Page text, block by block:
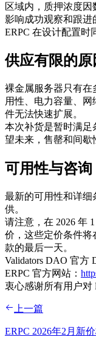
区域内，质押浓度
影响成功观察和跟进
ERPC 在设计配置时
供应有限的
裸金属服务器只有在
用性、电力容量、
件无法快速扩展。
本次补货是暂时满足
望未来，售罄和间歇
可用性与咨询
最新的可用性和详细
供。
请注意，在 2026 年
价，这些定价条件将
款的最后一天。
Validators DAO 官方
ERPC 官方网站：
衷心感谢所有用户对
上一篇
ERPC 2026年2月新